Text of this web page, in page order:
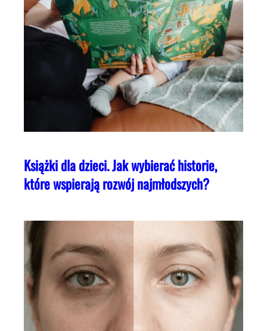
Książki dla dzieci. Jak wybierać historie,
które wspierają rozwój najmłodszych?